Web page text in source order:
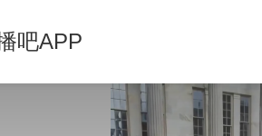
吧APP